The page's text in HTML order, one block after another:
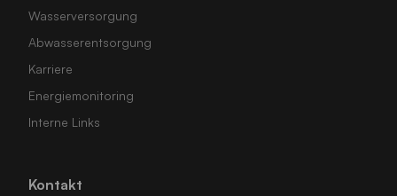
Wasserversorgung
Abwasserentsorgung
Karriere
Energiemonitoring
Interne Links
Kontakt